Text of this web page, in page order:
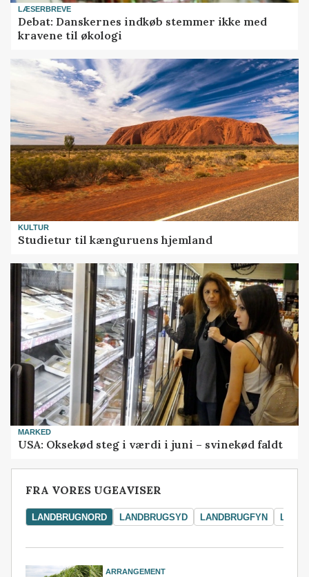
LÆSERBREVE
Debat: Danskernes indkøb stemmer ikke med
kravene til økologi
KULTUR
Studietur til kænguruens hjemland
MARKED
USA: Oksekød steg i værdi i juni – svinekød faldt
FRA VORES UGEAVISER
LANDBRUGNORD LANDBRUGSYD LANDBRUGFYN
ARRANGEMENT